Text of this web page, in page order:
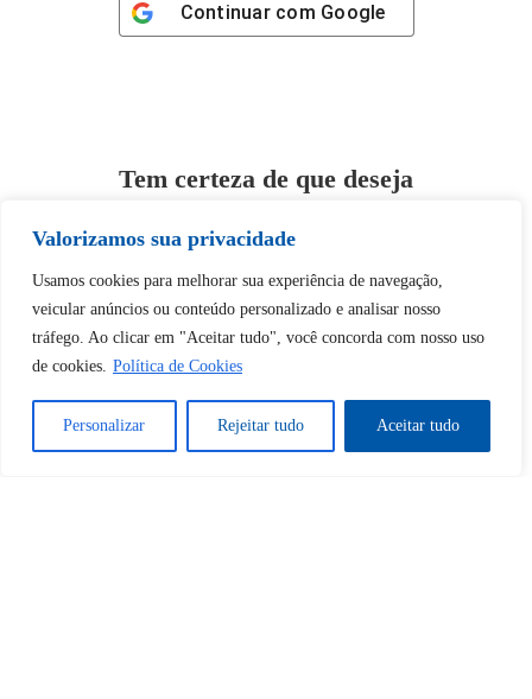
Valorizamos sua privacidade
Usamos cookies para melhorar sua experiência de navegação,
veicular anúncios ou conteúdo personalizado e analisar nosso
tráfego. Ao clicar em "Aceitar tudo", você concorda com nosso uso
de cookies. Política de Cookies
Personalizar Rejeitar tudo Aceitar tudo
Continuar com Google
Tem certeza de que deseja
Desbloquear esquerda : 0
Sim Não